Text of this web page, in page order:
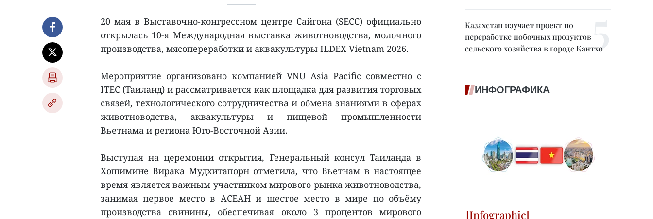
20 мая в Выставочно-конгрессном центре Сайгона (SECC) официально
открылась 10-я Международная выставка животноводства, молочного
производства, мясопереработки и аквакультуры ILDEX Vietnam 2026.
Мероприятие организовано компанией VNU Asia Pacific совместно с
ITEC (Таиланд) и рассматривается как площадка для развития торговых
связей, технологического сотрудничества и обмена знаниями в сферах
животноводства, аквакультуры и пищевой промышленности
Вьетнама и региона Юго-Восточной Азии.
Выступая на церемонии открытия, Генеральный консул Таиланда в
Хошимине Вирака Мудхитапорн отметила, что Вьетнам в настоящее
время является важным участником мирового рынка животноводства,
занимая первое место в АСЕАН и шестое место в мире по объёму
производства свинины, обеспечивая около 3 процентов мирового
Казахстан изучает проект по
переработке побочных продуктов
сельского хозяйства в городе Кантхо
ИНФОГРАФИКА